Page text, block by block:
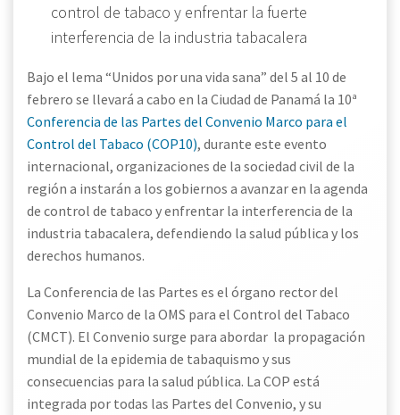
control de tabaco y enfrentar la fuerte
interferencia de la industria tabacalera
Bajo el lema “Unidos por una vida sana” del 5 al 10 de
febrero se llevará a cabo en la Ciudad de Panamá la 10ª
Conferencia de las Partes del Convenio Marco para el
Control del Tabaco (COP10), durante este evento
internacional, organizaciones de la sociedad civil de la
región a instarán a los gobiernos a avanzar en la agenda
de control de tabaco y enfrentar la interferencia de la
industria tabacalera, defendiendo la salud pública y los
derechos humanos.
La Conferencia de las Partes es el órgano rector del
Convenio Marco de la OMS para el Control del Tabaco
(CMCT). El Convenio surge para abordar la propagación
mundial de la epidemia de tabaquismo y sus
consecuencias para la salud pública. La COP está
integrada por todas las Partes del Convenio, y su